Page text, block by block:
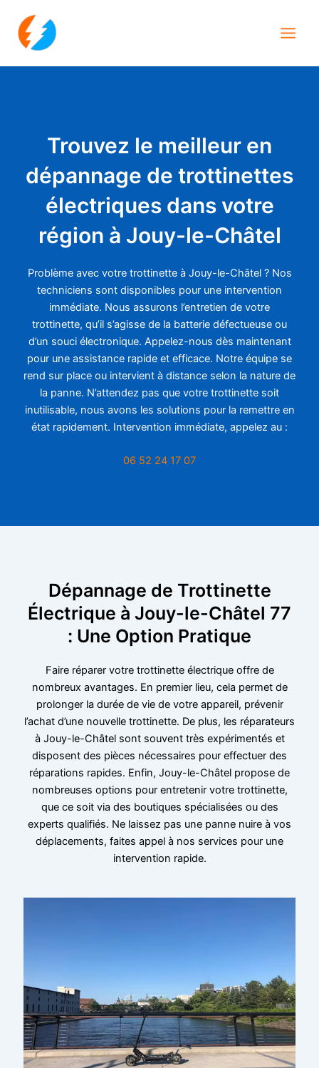
contenu
Trouvez le meilleur en
dépannage de trottinettes
électriques dans votre
région à Jouy-le-Châtel
Problème avec votre trottinette à Jouy-le-Châtel ? Nos
techniciens sont disponibles pour une intervention
immédiate. Nous assurons l’entretien de votre
trottinette, qu’il s’agisse de la batterie défectueuse ou
d’un souci électronique. Appelez-nous dès maintenant
pour une assistance rapide et efficace. Notre équipe se
rend sur place ou intervient à distance selon la nature de
la panne. N’attendez pas que votre trottinette soit
inutilisable, nous avons les solutions pour la remettre en
état rapidement. Intervention immédiate, appelez au :
06 52 24 17 07
Dépannage de Trottinette
Électrique à Jouy-le-Châtel 77
: Une Option Pratique
Faire réparer votre trottinette électrique offre de
nombreux avantages. En premier lieu, cela permet de
prolonger la durée de vie de votre appareil, prévenir
l’achat d’une nouvelle trottinette. De plus, les réparateurs
à Jouy-le-Châtel sont souvent très expérimentés et
disposent des pièces nécessaires pour effectuer des
réparations rapides. Enfin, Jouy-le-Châtel propose de
nombreuses options pour entretenir votre trottinette,
que ce soit via des boutiques spécialisées ou des
experts qualifiés. Ne laissez pas une panne nuire à vos
déplacements, faites appel à nos services pour une
intervention rapide.